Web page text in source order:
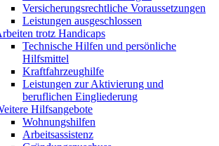
Versicherungsrechtliche Voraussetzungen
Leistungen ausgeschlossen
trotz Handicaps
Technische Hilfen und persönliche
Hilfsmittel
Kraftfahrzeughilfe
Leistungen zur Aktivierung und
beruflichen Eingliederung
Hilfsangebote
Wohnungshilfen
Arbeitsassistenz